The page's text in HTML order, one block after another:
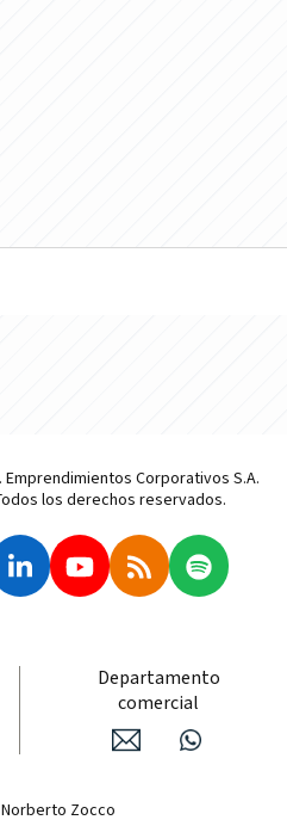
Corporativos S.A.
los derechos reservados.
Departamento
comercial
Norberto Zocco